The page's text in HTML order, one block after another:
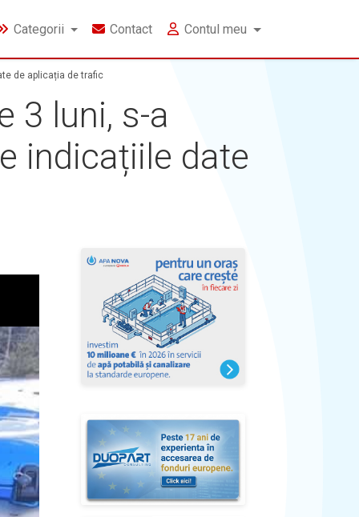
Categorii Contact Contul meu
de aplicația de trafic
3 luni, s-a
indicațiile date